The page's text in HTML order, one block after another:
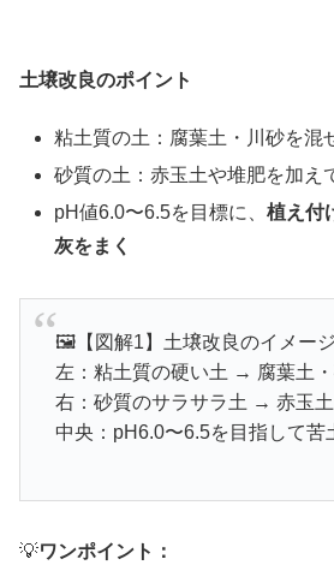
土壌改良のポイント
粘土質の土：腐葉土・川砂を混
砂質の土：赤玉土や堆肥を加え
pH値6.0〜6.5を目標に、植え付
灰をまく
🖼【図解1】土壌改良のイメー
左：粘土質の硬い土 → 腐葉土
右：砂質のサラサラ土 → 赤玉
中央：pH6.0〜6.5を目指して苦
💡ワンポイント：